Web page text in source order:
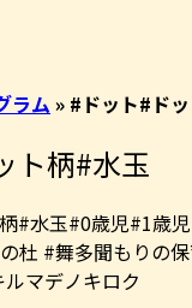
ラム » #ドット#ド
ト柄#水玉